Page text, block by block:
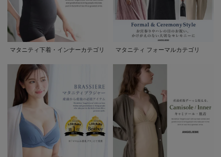
マタニティ下着・インナーカテゴリ マタニティ フォーマルカテゴリ